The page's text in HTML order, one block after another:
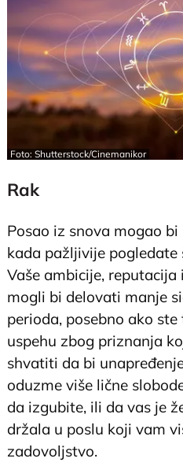
Foto: Shutterstock/Cinemanikor
Rak
Posao iz snova mogao
kada pažljivije
Vaše ambicije,
mogli bi delovati manje
perioda, posebno ako
uspehu zbog priznanja
shvatiti da bi
oduzme više lične
da izgubite, ili da vas je
držala u poslu koji vam
zadovoljstvo.